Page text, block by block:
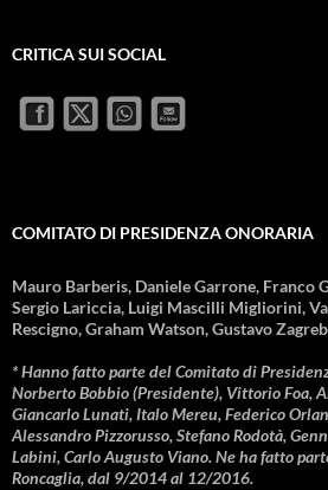
CRITICA SUI SOCIAL
COMITATO DI PRESIDENZA ONORARIA
Mauro Barberis, Daniele Garrone, Franco
Sergio Lariccia, Luigi Mascilli Migliorini,
Rescigno, Graham Watson, Gustavo
* Hanno fatto parte del Comitato di
Norberto Bobbio (Presidente), Vittorio Foa,
Giancarlo Lunati, Italo Mereu, Federico
Alessandro Pizzorusso, Stefano Rodotà,
Labini, Carlo Augusto Viano. Ne ha fatto
Roncaglia, dal 9/2014 al 12/2016.